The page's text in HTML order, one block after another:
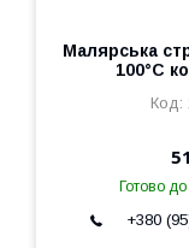
Малярська
100°С
Готово
+380